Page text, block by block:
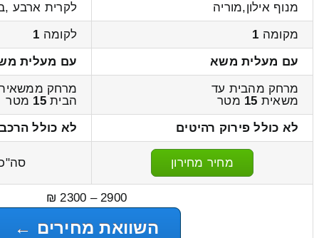
מנוף אילון,מוריה
לקרית ארבע
מקומה 1 לקומה 1
עם מעלית משא
עם מעלית
מרחק מהבית עד
משאית 15 מטר
מרחק
הבית15 מטר
לא כולל פירוק רהיטים
לא כולל
מחיר מחירון
2900 – 2300 ₪
השוואת מחירים ←